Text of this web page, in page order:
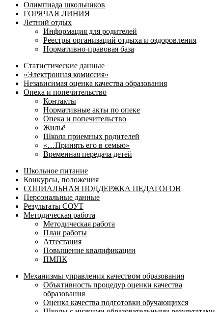
Олимпиада школьников
ГОРЯЧАЯ ЛИНИЯ
Летний отдых
Информация для родителей
Реестры организаций отдыха и оздоровления
Нормативно-правовая база
Статистические данные
«Электронная комиссия»
Независимая оценка качества образования
Опека и попечительство
Контакты
Нормативные акты по опеке
Опека и попечительство
Жильё
Школа приемных родителей
«…Принять его в семью»
Временная передача детей
Школьное питание
Конкурсы, положения
СОЦИАЛЬНАЯ ПОДДЕРЖКА ПЕДАГОГОВ
Персональные данные
Результаты СОУТ
Методическая работа
Методическая работа
План работы
Аттестация
Повышение квалификации
ПМПК
Механизмы управления качеством образования
Объктивность процедур оценки качества
образования
Оценка качества подготовки обучающихся